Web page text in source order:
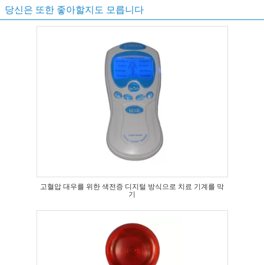
당신은 또한 좋아할지도 모릅니다
고혈압 대우를 위한 색전증 디지털 방식으로 치료 기계를 막
기